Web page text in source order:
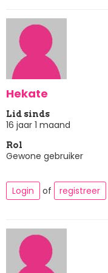
Hekate
Lid sinds
16 jaar 1 maand
Rol
Gewone gebruiker
Login of registreer